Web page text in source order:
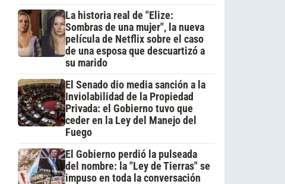
La historia real de "Elize:
Sombras de una mujer", la nueva
película de Netflix sobre el caso
de una esposa que descuartizó a
su marido
El Senado dio media sanción a la
Inviolabilidad de la Propiedad
Privada: el Gobierno tuvo que
ceder en la Ley del Manejo del
Fuego
El Gobierno perdió la pulseada
del nombre: la "Ley de Tierras" se
impuso en toda la conversación